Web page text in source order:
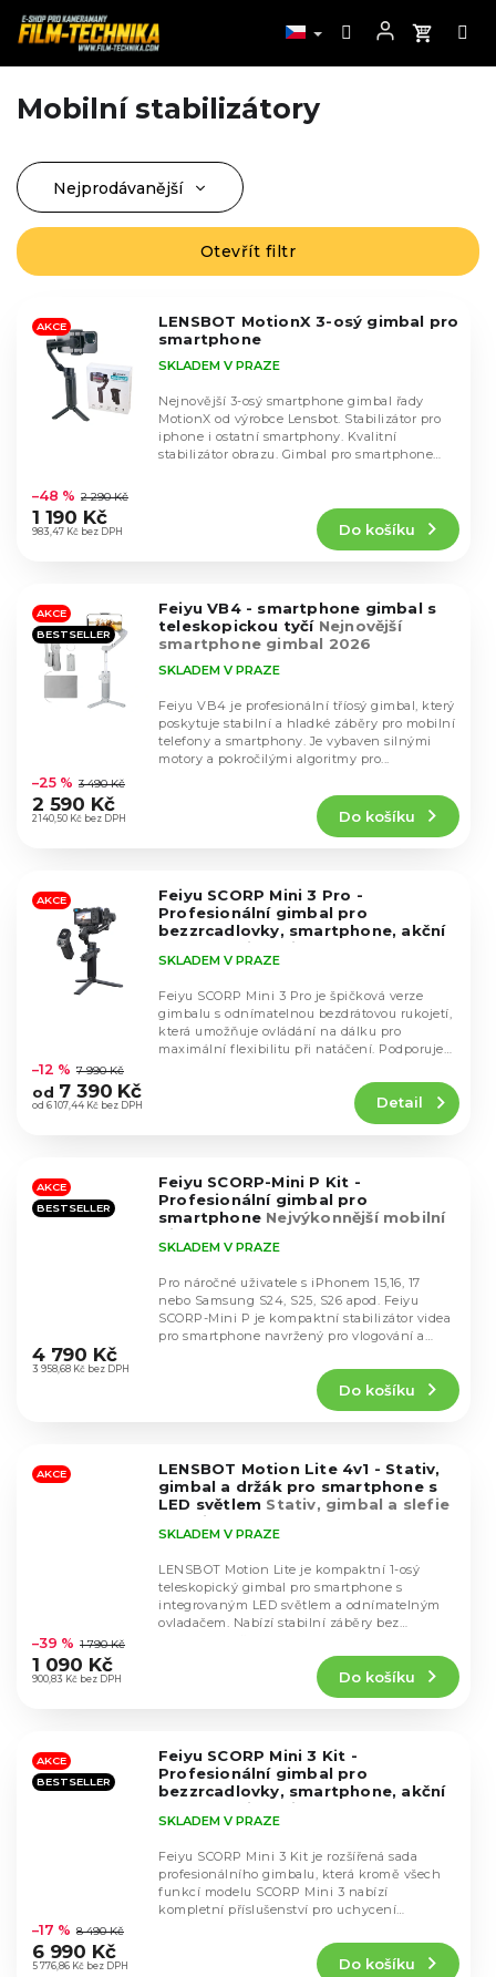
PřejítMobilní stabilizátory
Ř
a
z
e
Nejprodávanější
Nejlevnější
Otevřít filtr
V
AKCE
LENSBOT MotionX 3-osý gimbal pro
smartphone
hodnocení
produktu
je
hvězdiček.
SKLADEM V PRAZE
983,47 Kč bez DPH
–48 % 2 290 Kč
1 190 Kč
Do košíku
Nejnovější 3-osý smartphone gimbal řady
MotionX od výrobce Lensbot. Stabilizátor pro
iphone i ostatní smartphony. Kvalitní
stabilizátor obrazu. Gimbal pro smartphone
AKCE
BESTSELLER
Feiyu VB4 - smartphone gimbal s
teleskopickou tyčí Nejnovější
smartphone gimbal 2026
hodnocení
produktu
je
hvězdiček.
SKLADEM V PRAZE
2 140,50 Kč bez DPH
–25 % 3 490 Kč
2 590 Kč
Do košíku
Feiyu VB4 je profesionální tříosý gimbal, který
poskytuje stabilní a hladké záběry pro mobilní
telefony a smartphony. Je vybaven silnými
motory a pokročilými algoritmy pro...
AKCE
Feiyu SCORP Mini 3 Pro -
Profesionální gimbal pro
bezzrcadlovky, smartphone, akční
Nejnovější model 2026 -
Ideální pro menší fotoaparáty a
hodnocení
produktu
je
hvězdiček.
SKLADEM V PRAZE
od 6 107,44 Kč bez DPH
–12 % 7 990 Kč
od 7 390 Kč Detail
Feiyu SCORP Mini 3 Pro je špičková verze
gimbalu s odnímatelnou bezdrátovou rukojetí,
která umožňuje ovládání na dálku pro
maximální flexibilitu při natáčení. Podporuje
AKCE
BESTSELLER
Feiyu SCORP-Mini P Kit -
Profesionální gimbal pro
smartphone Nejvýkonnější mobilní
gimbal na trhu
hodnocení
produktu
hvězdiček.
SKLADEM V PRAZE
3 958,68 Kč bez DPH
4 790 Kč
Do košíku
Pro náročné uživatele s iPhonem 15,16, 17
nebo Samsung S24, S25, S26 apod. Feiyu
SCORP-Mini P je kompaktní stabilizátor videa
pro smartphone navržený pro vlogování a
AKCE
LENSBOT Motion Lite 4v1 - Stativ,
gimbal a držák pro smartphone s
LED světlem Stativ, gimbal a slefie
tyč v jednom + světlo
hodnocení
produktu
je
hvězdiček.
SKLADEM V PRAZE
900,83 Kč bez DPH
–39 % 1 790 Kč
1 090 Kč
Do košíku
LENSBOT Motion Lite je kompaktní 1-osý
teleskopický gimbal pro smartphone s
integrovaným LED světlem a odnímatelným
ovladačem. Nabízí stabilní záběry bez
AKCE
BESTSELLER
Feiyu SCORP Mini 3 Kit -
Profesionální gimbal pro
bezzrcadlovky, smartphone, akční
Nejnovější model 2026
hodnocení
produktu
je
SKLADEM V PRAZE
5 776,86 Kč bez DPH
–17 % 8 490 Kč
6 990 Kč
Do košíku
Feiyu SCORP Mini 3 Kit je rozšířená sada
profesionálního gimbalu, která kromě všech
funkcí modelu SCORP Mini 3 nabízí
kompletní příslušenství pro uchycení